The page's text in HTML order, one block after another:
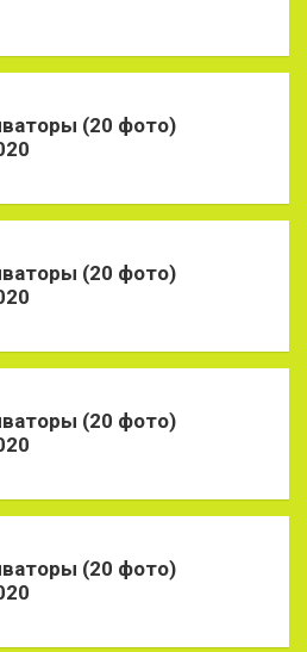
(20 фото)
(20 фото)
(20 фото)
(20 фото)